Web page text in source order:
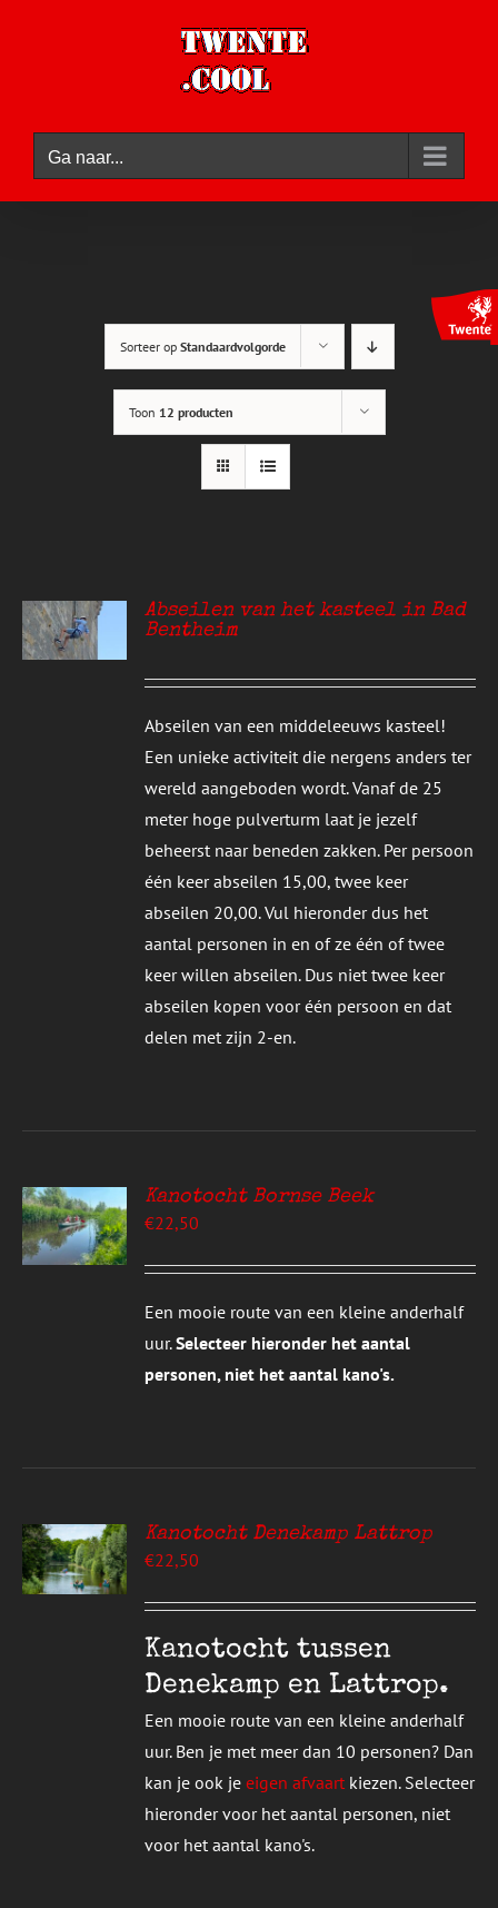
Ga naar...
Sorteer op Standaardvolgorde
Toon 12 producten
Abseilen van het kasteel in Bad
Bentheim
Abseilen van een middeleeuws kasteel!
Een unieke activiteit die nergens anders ter
wereld aangeboden wordt. Vanaf de 25
meter hoge pulverturm laat je jezelf
beheerst naar beneden zakken. Per persoon
één keer abseilen 15,00, twee keer
abseilen 20,00. Vul hieronder dus het
aantal personen in en of ze één of twee
keer willen abseilen. Dus niet twee keer
abseilen kopen voor één persoon en dat
delen met zijn 2-en.
Kanotocht Bornse Beek
€22,50
Een mooie route van een kleine anderhalf
uur.Selecteer hieronder het aantal
personen, niet het aantal kano's.
Kanotocht Denekamp Lattrop
€22,50
Kanotocht tussen
Denekamp en Lattrop.
Een mooie route van een kleine anderhalf
uur. Ben je met meer dan 10 personen? Dan
kan je ook jeeigen afvaart kiezen. Selecteer
hieronder voor het aantal personen, niet
voor het aantal kano's.